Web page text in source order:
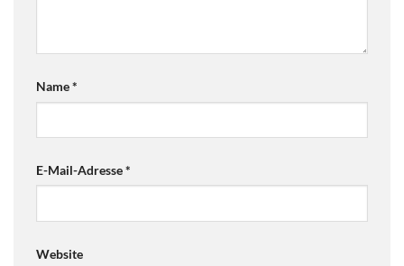
Name*
E-Mail-Adresse*
Website